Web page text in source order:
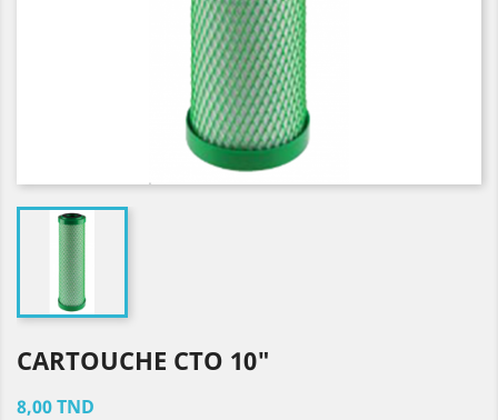
CARTOUCHE CTO 10"
8,00 TND